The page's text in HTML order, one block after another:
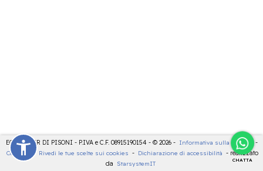
CHATTA
ECOCENTER DI PISONI - P.IVA e C.F. 08915190154 - © 2026 - Informativa sulla privacy
-
Cookies
- Rivedi le tue scelte sui cookies - Dichiarazione di accessibilità - realizzato
da
StarsystemIT